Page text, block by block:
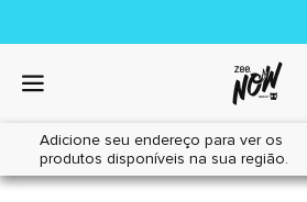
Adicione seu endereço para ver os
produtos disponíveis na sua região.
Home|Cães|Farmácia